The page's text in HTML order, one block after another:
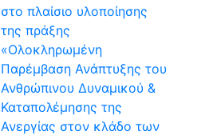
στο πλαίσιο υλοποίησης
της πράξης
«Ολοκληρωμένη
Παρέμβαση Ανάπτυξης του
Ανθρώπινου Δυναμικού &
Καταπολέμησης της
Ανεργίας στον κλάδο των